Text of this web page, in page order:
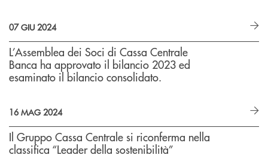
07 GIU 2024
L’Assemblea dei Soci di Cassa Centrale
Banca ha approvato il bilancio 2023 ed
esaminato il bilancio consolidato.
16 MAG 2024
Il Gruppo Cassa Centrale si riconferma nella
classifica “Leader della sostenibilità”